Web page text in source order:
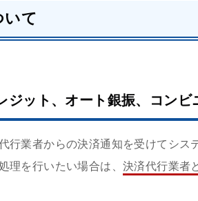
いて
ジット、オート銀振、コンビ
行業者からの決済通知を受けてシス
理を行いたい場合は、 決済代行業者